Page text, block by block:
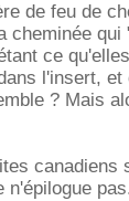
de feu de
cheminée qui
ce
l'insert, et
? Mais
canadiens
n'épilogue